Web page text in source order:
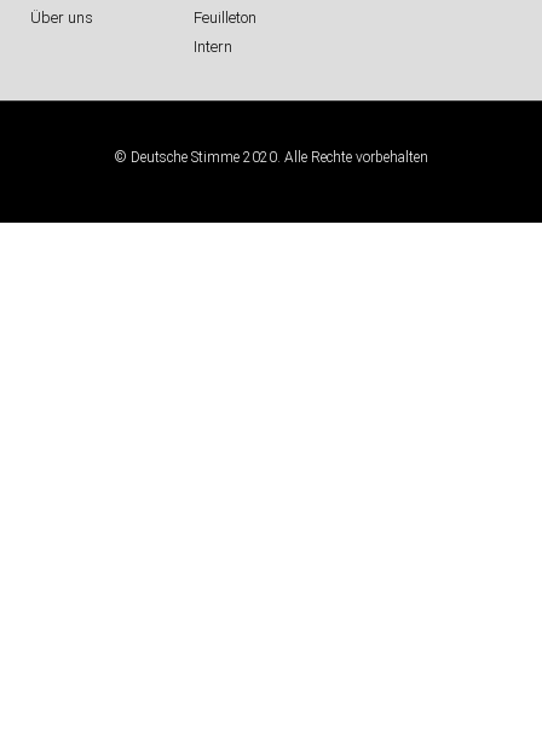
Über uns
Feuilleton
Intern
© Deutsche Stimme 2020. Alle Rechte vorbehalten